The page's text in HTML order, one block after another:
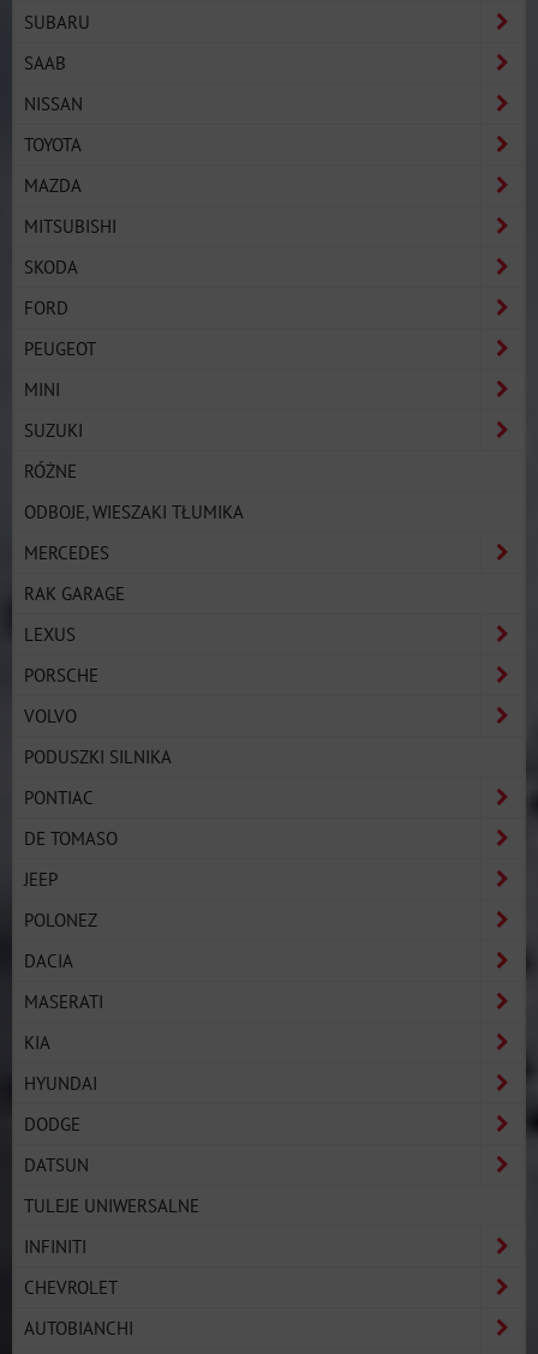
SUBARU
SAAB
NISSAN
TOYOTA
MAZDA
MITSUBISHI
SKODA
FORD
PEUGEOT
MINI
SUZUKI
RÓŻNE
ODBOJE, WIESZAKI TŁUMIKA
MERCEDES
RAK GARAGE
LEXUS
PORSCHE
VOLVO
PODUSZKI SILNIKA
PONTIAC
DE TOMASO
JEEP
POLONEZ
DACIA
MASERATI
KIA
HYUNDAI
DODGE
DATSUN
TULEJE UNIWERSALNE
INFINITI
CHEVROLET
AUTOBIANCHI